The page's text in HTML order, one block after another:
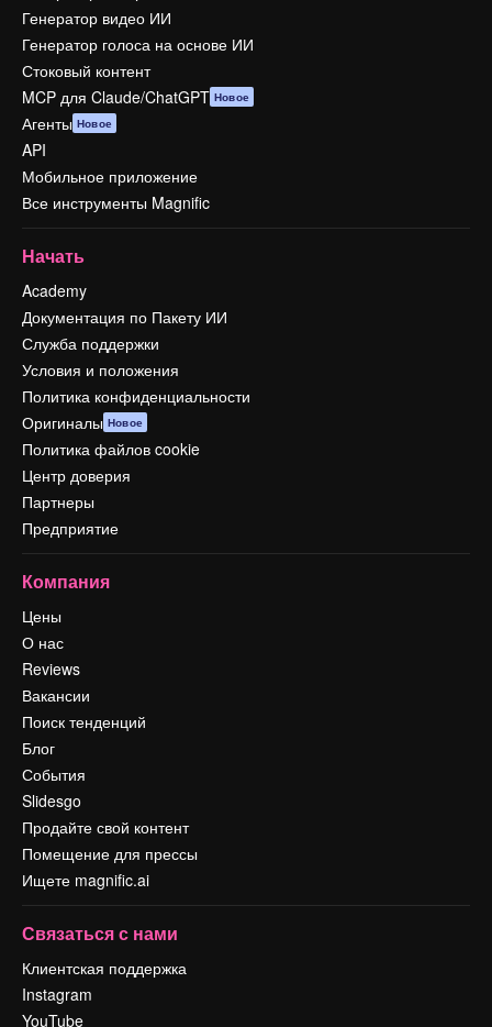
Генератор видео ИИ
Генератор голоса на основе ИИ
Стоковый контент
MCP для Claude/ChatGPT Новое
Агенты Новое
API
Мобильное приложение
Все инструменты Magnific
Начать
Academy
Документация по Пакету ИИ
Служба поддержки
Условия и положения
Политика конфиденциальности
Оригиналы Новое
Политика файлов cookie
Центр доверия
Партнеры
Предприятие
Компания
Цены
О нас
Reviews
Вакансии
Поиск тенденций
Блог
События
Slidesgo
Продайте свой контент
Помещение для прессы
Ищете magnific.ai
Связаться с нами
Клиентская поддержка
Instagram
YouTube